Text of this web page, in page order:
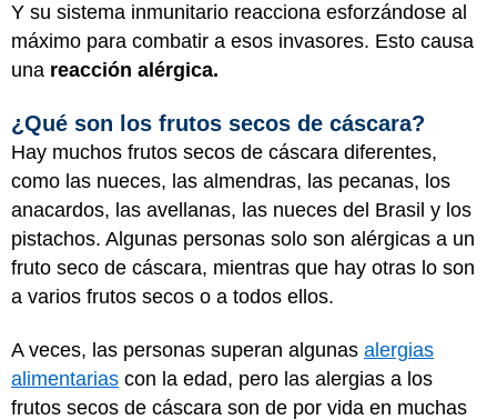
Y su sistema inmunitario reacciona esforzándose al
máximo para combatir a esos invasores. Esto causa
una reacción alérgica.
¿Qué son los frutos secos de cáscara?
Hay muchos frutos secos de cáscara diferentes,
como las nueces, las almendras, las pecanas, los
anacardos, las avellanas, las nueces del Brasil y los
pistachos. Algunas personas solo son alérgicas a un
fruto seco de cáscara, mientras que hay otras lo son
a varios frutos secos o a todos ellos.
A veces, las personas superan algunas alergias
alimentarias con la edad, pero las alergias a los
frutos secos de cáscara son de por vida en muchas